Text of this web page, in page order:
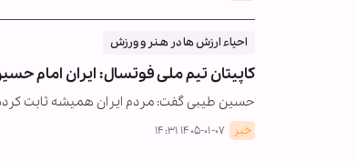
احیاء ارزش ها در هـنر و ورزش
کاپیتان تیم ملی فوتسال: ایران امام
حسین طیبی گفت: مردم ایران همیشه ثابت
خبر ۱۴۰۵-۰۱-۰۷ ۱۴:۳۱